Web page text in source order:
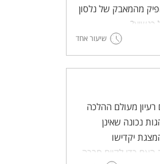
מהמאבק של נלסון
כנשיא?
שיעור אחד
רעיון מעולם ההלכה
נכונה שאינן
יקדישו
כדי לקיים חברה